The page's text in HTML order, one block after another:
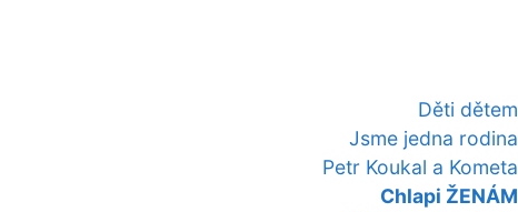
Děti dětem
Jsme jedna rodina
Petr Koukal a Kometa
Chlapi ŽENÁM